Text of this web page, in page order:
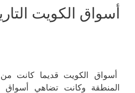
أسواق الكويت
أسواق الكويت قديما كانت
المنطقة وكانت تضاهي